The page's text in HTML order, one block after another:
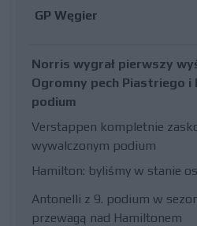
GP Węgier
Norris wygrał pierwszy
Ogromny pech Piastriego i
podium
Verstappen kompletnie
wywalczonym podium
Hamilton: byliśmy w stanie
Antonelli z 9. podium w
przewagą nad Hamiltonem